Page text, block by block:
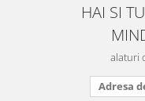
HAI SI
alaturi